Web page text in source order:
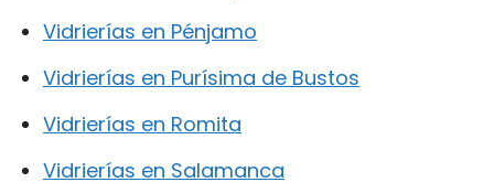
Vidrierías en Pénjamo
Vidrierías en Purísima de Bustos
Vidrierías en Romita
Vidrierías en Salamanca